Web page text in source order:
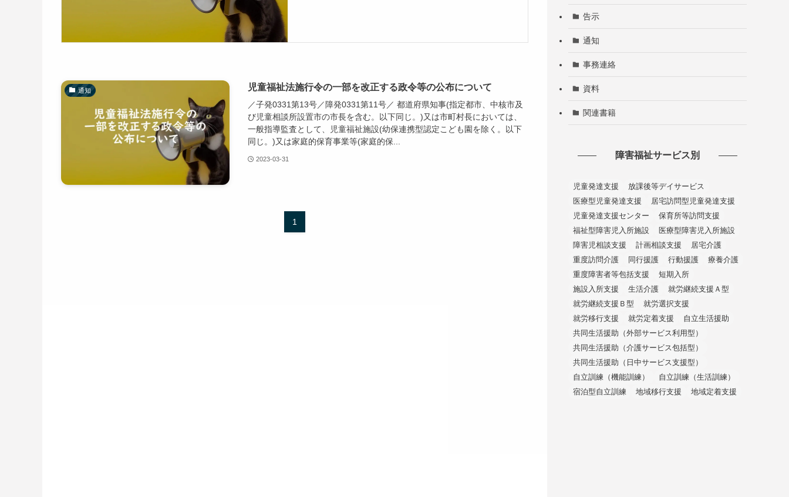
通知 児童福祉法施行令の一部を改正する政令等の公布について
／子発0331第13号／障発0331第11号／ 都道府県知事(指定都市、中核市及
び児童相談所設置市の市長を含む。以下同じ。)又は市町村長においては、
一般指導監査として、児童福祉施設(幼保連携型認定こども園を除く。以下
同じ。)又は家庭的保育事業等(家庭的保...
2023-03-31
1
告示
通知
事務連絡
資料
関連書籍
障害福祉サービス別
児童発達支援
放課後等デイサービス
医療型児童発達支援
居宅訪問型児童発達支援
児童発達支援センター
保育所等訪問支援
福祉型障害児入所施設
医療型障害児入所施設
障害児相談支援
計画相談支援
居宅介護
重度訪問介護
同行援護 行動援護
療養介護
重度障害者等包括支援
短期入所
施設入所支援
生活介護
就労継続支援Ａ型
就労継続支援Ｂ型
就労選択支援
就労移行支援
就労定着支援
自立生活援助
共同生活援助（外部サービス利用型）
共同生活援助（介護サービス包括型）
共同生活援助（日中サービス支援型）
自立訓練（機能訓練）
自立訓練（生活訓練）
宿泊型自立訓練
地域移行支援 地域定着支援